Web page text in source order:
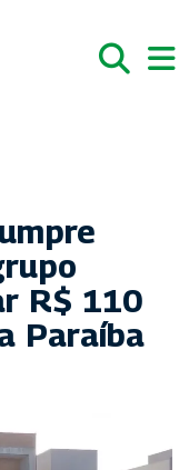
R$ 110
Paraíba